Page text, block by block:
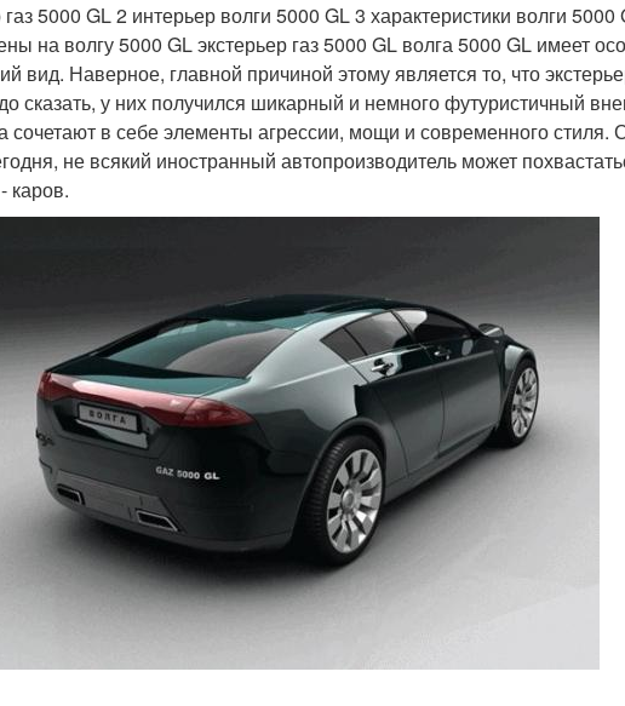
5000 GL 2 интерьер волги 5000 GL 3 характеристики волги 5000
на волгу 5000 GL экстерьер газ 5000 GL волга 5000 GL имеет
вид. Наверное, главной причиной этому является то, что
сказать, у них получился шикарный и немного футуристичный
сочетают в себе элементы агрессии, мощи и современного стиля.
не всякий иностранный автопроизводитель может
каров.